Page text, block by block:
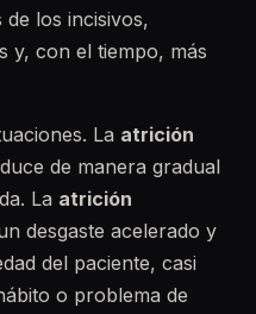
los incisivos,
y, con el tiempo, más
La atrición
de manera gradual
La atrición
desgaste acelerado y
del paciente, casi
o problema de